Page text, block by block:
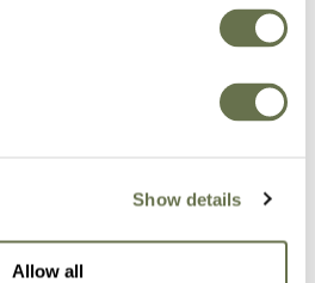
Show details
Allow all
de